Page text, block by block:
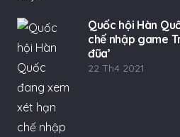
Quốc hội Hàn
chế nhập game
đũa’
22 Th4 2021